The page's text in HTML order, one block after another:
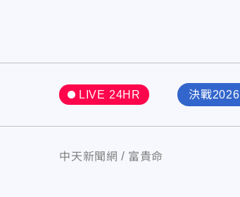
LIVE 24HR 決戰2026
中天新聞網 富貴命